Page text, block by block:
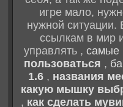
игре мало,
нужной ситуации.
ссылкам в мир
управлять , самые
пользоваться ,
1.6, названия
какую мышку
, как сделать